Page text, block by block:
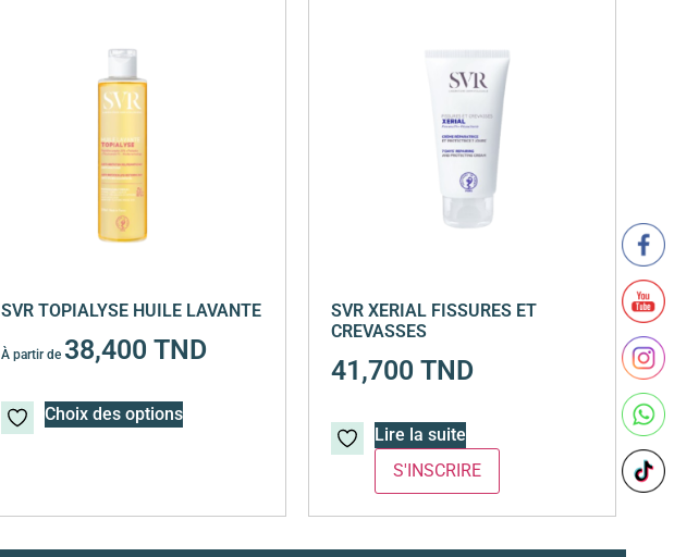
SVR XERIAL FISSURES ET
CREVASSES
41,700 TND
Lire la suite
SVR TOPIALYSE HUILE LAVANTE
À partir de 38,400 TND
Choix des options